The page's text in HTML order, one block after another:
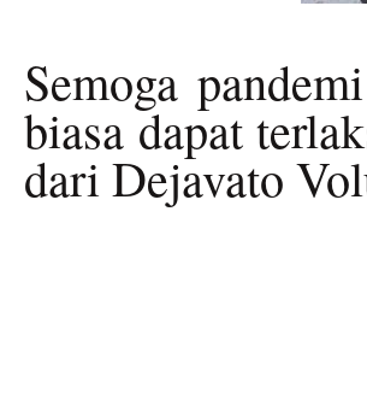
Semoga
biasa dapat
dari Dejavato